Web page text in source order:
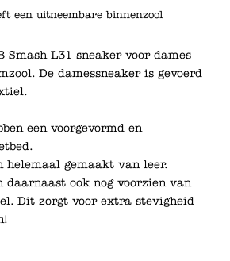
een uitneembare binnenzool
Smash L31 sneaker voor dames
De damessneaker is gevoerd
een voorgevormd en
helemaal gemaakt van leer.
daarnaast ook nog voorzien van
Dit zorgt voor extra stevigheid